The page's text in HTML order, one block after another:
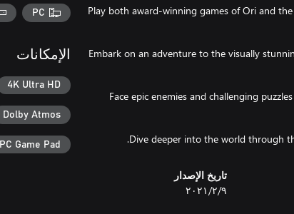
Play both award-winning games of Ori and
Embark on an adventure to the visually
Face epic enemies and challenging
Dive deeper into the world through
تاريخ الإصدار
٩‏/٢‏/٢٠٢١
PC
الإمكانات
4K Ultra HD
Dolby Atmos
PC Game Pad